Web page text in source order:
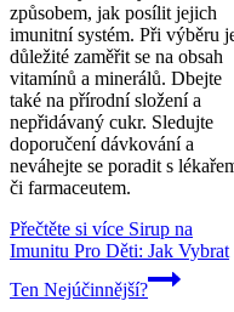
způsobem, jak posílit jejich
imunitní systém. Při výběru
důležité zaměřit se na obsah
vitamínů a minerálů. Dbejte
také na přírodní složení a
nepřidávaný cukr. Sledujte
doporučení dávkování a
neváhejte se poradit s
či farmaceutem.
Přečtěte si více Sirup na
Imunitu Pro Děti: Jak Vybrat
Ten Nejúčinnější?